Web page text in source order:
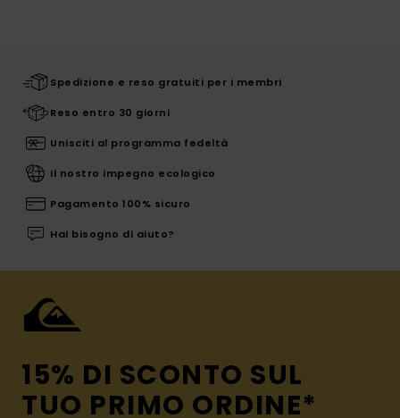
Spedizione e reso gratuiti per i membri
Reso entro 30 giorni
Unisciti al programma fedeltà
Il nostro impegno ecologico
Pagamento 100% sicuro
Hai bisogno di aiuto?
15% DI SCONTO SUL
TUO PRIMO ORDINE*